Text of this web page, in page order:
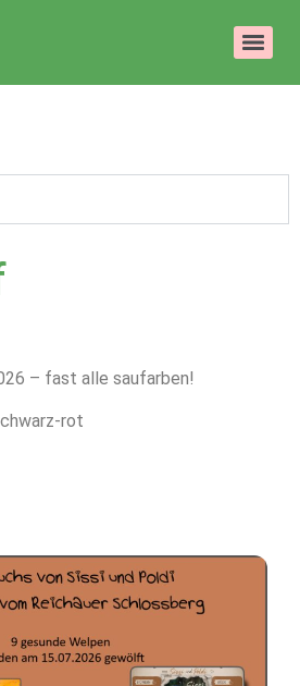
– fast alle saufarben!
rot